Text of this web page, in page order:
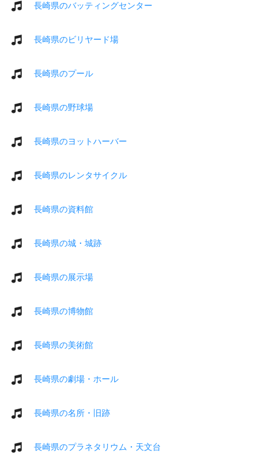
長崎県のバッティングセンター
長崎県のビリヤード場
長崎県のプール
長崎県の野球場
長崎県のヨットハーバー
長崎県のレンタサイクル
長崎県の資料館
長崎県の城・城跡
長崎県の展示場
長崎県の博物館
長崎県の美術館
長崎県の劇場・ホール
長崎県の名所・旧跡
長崎県のプラネタリウム・天文台